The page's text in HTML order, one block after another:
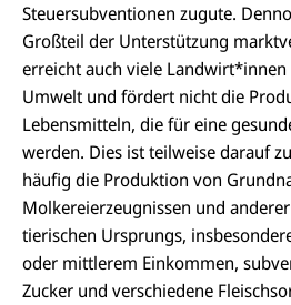
Steuersubventionen zugute.
Großteil der Unterstützung
erreicht auch viele
Umwelt und fördert nicht die
Lebensmitteln, die für eine
werden. Dies ist teilweise darauf
häufig die Produktion von
Molkereierzeugnissen und
tierischen Ursprungs,
oder mittlerem Einkommen,
Zucker und verschiedene